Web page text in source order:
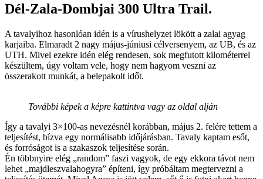
Dél-Zala-Dombjai 300 Ultra Trail.
A tavalyihoz hasonlóan idén is a vírushelyzet lökött a zalai agyag
karjaiba. Elmaradt 2 nagy május-júniusi célversenyem, az UB, és az
UTH. Mivel ezekre idén elég rendesen, sok megfutott kilométerrel
készültem, úgy voltam vele, hogy nem hagyom veszni az
összerakott munkát, a belepakolt időt.
További képek a képre kattintva vagy az oldal alján
Így a tavalyi 3×100-as nevezésnél korábban, május 2. felére tettem a
teljesítést, bízva egy normálisabb időjárásban. Tavaly kaptam esőt,
és forróságot is a szakaszok teljesítése során.
Én többnyire elég „random” faszi vagyok, de egy ekkora távot nem
lehet „majdleszvalahogyra” építeni, így próbáltam megtervezni a